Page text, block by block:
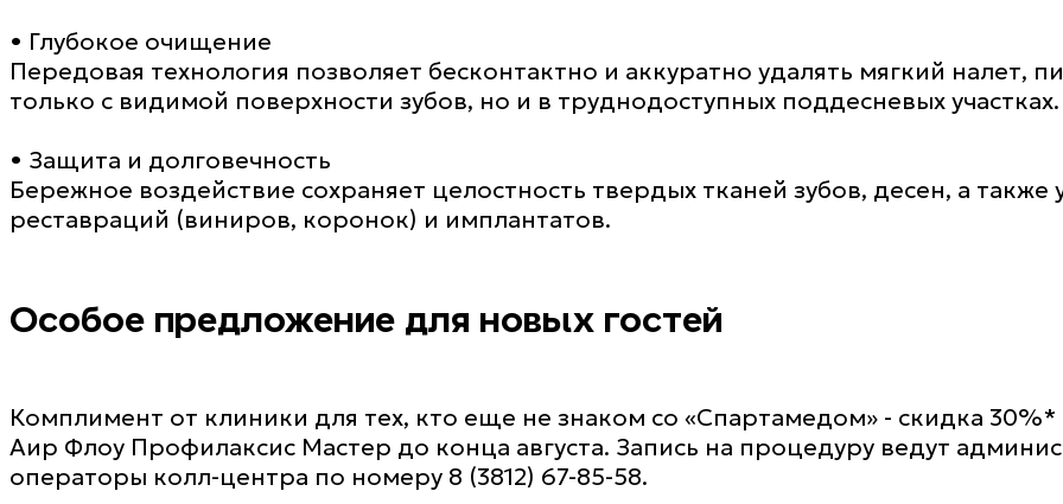
• Глубокое очищение
Передовая технология позволяет бесконтактно и аккуратно удалять мягкий налет,
только с видимой поверхности зубов, но и в труднодоступных поддесневых участках.
• Защита и долговечность
Бережное воздействие сохраняет целостность твердых тканей зубов, десен, а
реставраций (виниров, коронок) и имплантатов.
Особое предложение для новых гостей
Комплимент от клиники для тех, кто еще не знаком со «Спартамедом» - скидка
Аир Флоу Профилаксис Мастер до конца августа. Запись на процедуру ведут
операторы колл-центра по номеру 8 (3812) 67-85-58.